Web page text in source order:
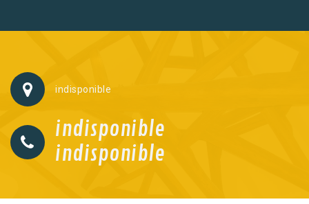
indisponible
indisponible
indisponible